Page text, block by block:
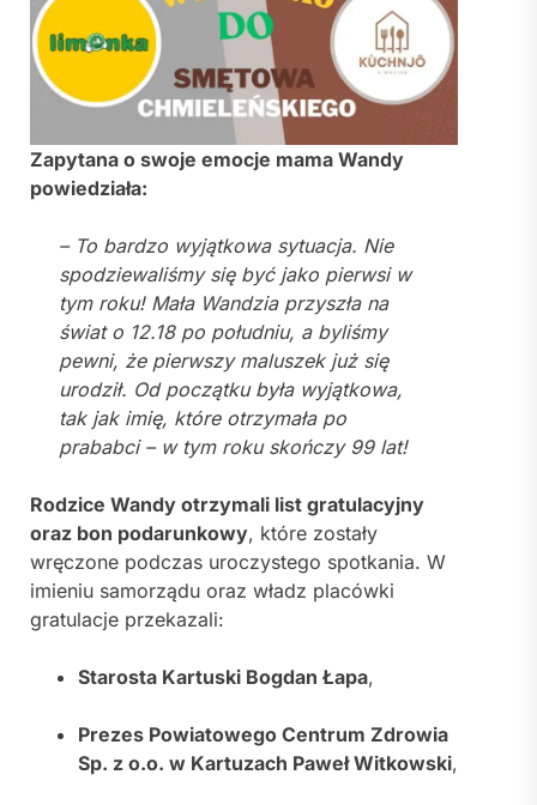
Zapytana o swoje emocje mama Wandy
powiedziała:
– To bardzo wyjątkowa sytuacja. Nie
spodziewaliśmy się być jako pierwsi w
tym roku! Mała Wandzia przyszła na
świat o 12.18 po południu, a byliśmy
pewni, że pierwszy maluszek już się
urodził. Od początku była wyjątkowa,
tak jak imię, które otrzymała po
prababci – w tym roku skończy 99 lat!
Rodzice Wandy otrzymali list gratulacyjny
oraz bon podarunkowy, które zostały
wręczone podczas uroczystego spotkania. W
imieniu samorządu oraz władz placówki
gratulacje przekazali:
Starosta Kartuski Bogdan Łapa,
Prezes Powiatowego Centrum Zdrowia
Sp. z o.o. w Kartuzach Paweł Witkowski,